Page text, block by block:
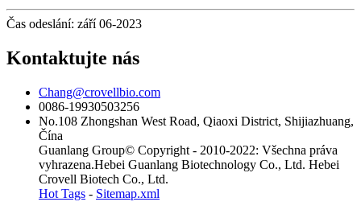
Čas odeslání: září 06-2023
Kontaktujte nás
Chang@crovellbio.com
0086-19930503256
No.108 Zhongshan West Road, Qiaoxi District, Shijiazhuang,
Čína
Guanlang Group© Copyright - 2010-2022: Všechna práva
vyhrazena.Hebei Guanlang Biotechnology Co., Ltd. Hebei
Crovell Biotech Co., Ltd.
Hot Tags - Sitemap.xml